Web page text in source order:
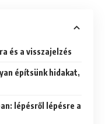
és a visszajelzés
építsünk hidakat,
lépésről lépésre a